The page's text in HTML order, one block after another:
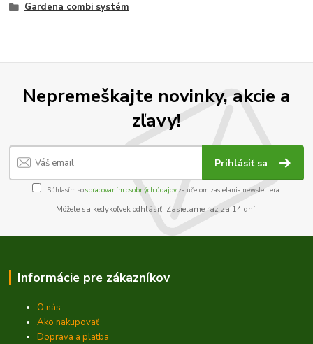
Gardena combi systém
Nepremeškajte novinky, akcie a
zľavy!
Prihlásiť sa
Súhlasím sospracovaním osobných údajov za účelom zasielania newslettera.
Môžete sa kedykoľvek odhlásiť. Zasielame raz za 14 dní.
Informácie pre zákazníkov
O nás
Ako nakupovať
Doprava a platba